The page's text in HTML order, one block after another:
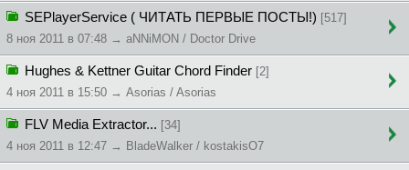
SEPlayerService ( ЧИТАТЬ ПЕРВЫЕ ПОСТЫ!) [517]
8 ноя 2011 в 07:48 → aNNiMON / Doctor Drive
Hughes & Kettner Guitar Chord Finder [2]
4 ноя 2011 в 15:50 → Asorias / Asorias
FLV Media Extractor... [34]
4 ноя 2011 в 12:47 → BladeWalker / kostakisO7